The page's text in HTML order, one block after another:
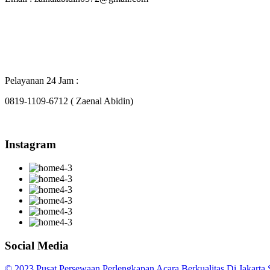
Pelayanan 24 Jam :
0819-1109-6712 ( Zaenal Abidin)
Instagram
Social Media